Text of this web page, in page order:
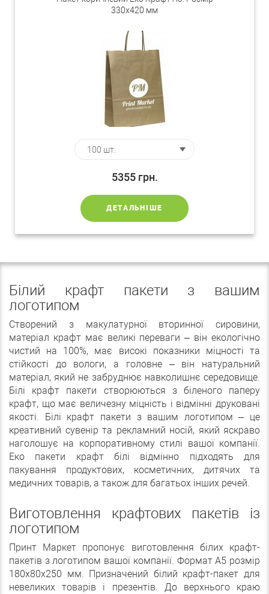
330х420 мм
5355 грн.
ДЕТАЛЬНІШЕ
Білий крафт пакети з вашим
логотипом
Створений з макулатурної вторинної сировини,
матеріал крафт має великі переваги – він екологічно
чистий на 100%, має високі показники міцності та
стійкості до вологи, а головне – він натуральний
матеріал, який не забруднює навколишнє середовище.
Білі крафт пакети створюються з біленого паперу
крафт, що має величезну міцність і відмінні друковані
якості. Білі крафт пакети з вашим логотипом – це
креативний сувенір та рекламний носій, який яскраво
наголошує на корпоративному стилі вашої компанії.
Еко пакети крафт білі відмінно підходять для
пакування продуктових, косметичних, дитячих та
медичних товарів, а також для багатьох інших речей.
Виготовлення крафтових пакетів із
логотипом
Принт Маркет пропонує виготовлення білих крафт-
пакетів з логотипом вашої компанії. Формат А5 розмір
180х80х250 мм. Призначений білий крафт-пакет для
невеликих товарів і презентів. До верхнього краю